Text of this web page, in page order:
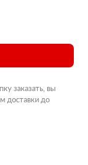
заказать, вы
доставки до